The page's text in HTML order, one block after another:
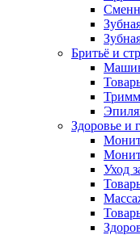
Бритьё и
Здоровье и
Уход